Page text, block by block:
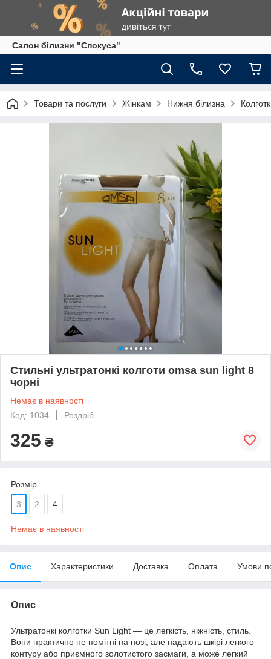
Салон білизни "Спокуса"
Товари та послуги Жінкам Нижня білизна
Стильні ультратонкі колготи omsa sun light 8
чорні
Немає в наявності
Код: 1034
Роздріб
325 ₴
Розмір
3 2 4
Немає в наявності
Опис Характеристики Доставка Оплата Умови
Опис
Ультратонкі колготки Sun Light — це легкість, ніжність, стиль.
Вони практично не помітні на нозі, але надають шкірі легкого
контуру або приємного золотистого засмаги, а може легкий